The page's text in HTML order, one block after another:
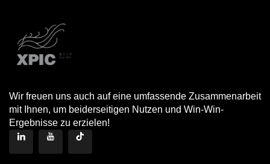
Wir freuen uns auch auf eine umfassende Zusammenarbeit
mit Ihnen, um beiderseitigen Nutzen und Win-Win-
Ergebnisse zu erzielen!